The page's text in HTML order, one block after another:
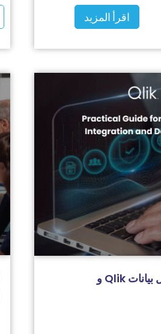
اقرأ المزيد
دليل عملي لتكامل بيانات Qlik و